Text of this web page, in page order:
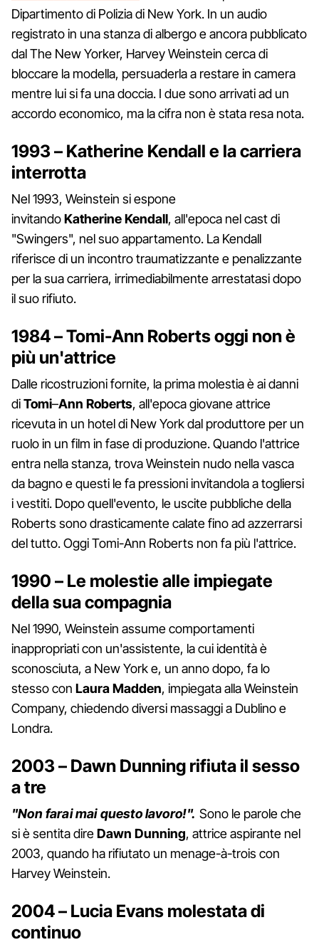
Dipartimento di Polizia di New York. In un audio
registrato in una stanza di albergo e ancora pubblicato
dal The New Yorker, Harvey Weinstein cerca di
bloccare la modella, persuaderla a restare in camera
mentre lui si fa una doccia. I due sono arrivati ad un
accordo economico, ma la cifra non è stata resa nota.
1993 – Katherine Kendall e la carriera
interrotta
Nel 1993, Weinstein si espone
invitandoKatherineKendall, all'epoca nel cast di
"Swingers", nel suo appartamento. La Kendall
riferisce di un incontro traumatizzante e penalizzante
per la sua carriera, irrimediabilmente arrestatasi dopo
il suo rifiuto.
1984 – Tomi-Ann Roberts oggi non è
più un'attrice
Dalle ricostruzioni fornite, la prima molestia è ai danni
diTomi–Ann Roberts, all'epoca giovane attrice
ricevuta in un hotel di New York dal produttore per un
ruolo in un film in fase di produzione. Quando l'attrice
entra nella stanza, trova Weinstein nudo nella vasca
da bagno e questi le fa pressioni invitandola a togliersi
i vestiti. Dopo quell'evento, le uscite pubbliche della
Roberts sono drasticamente calate fino ad azzerrarsi
del tutto. Oggi Tomi-Ann Roberts non fa più l'attrice.
1990 – Le molestie alle impiegate
della sua compagnia
Nel 1990, Weinstein assume comportamenti
inappropriati con un'assistente, la cui identità è
sconosciuta, a New York e, un anno dopo, fa lo
stesso con LauraMadden, impiegata alla Weinstein
Company, chiedendo diversi massaggi a Dublino e
Londra.
2003 – Dawn Dunning rifiuta il sesso
a tre
"Non farai mai questo lavoro!". Sono le parole che
si è sentita direDawn Dunning, attrice aspirante nel
2003, quando ha rifiutato un menage-à-trois con
Harvey Weinstein.
2004 – Lucia Evans molestata di
continuo